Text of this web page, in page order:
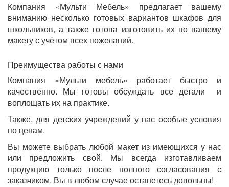
Компания «Мульти Мебель» предлагает вашему
вниманию несколько готовых вариантов шкафов для
школьников, а также готова изготовить их по вашему
макету с учётом всех пожеланий.
Преимущества работы с нами
Компания «Мульти мебель» работает быстро и
качественно. Мы готовы обсуждать все детали и
воплощать их на практике.
Также, для детских учреждений у нас особые условия
по ценам.
Вы можете выбрать любой макет из имеющихся у нас
или предложить свой. Мы всегда изготавливаем
продукцию только после полного согласования с
заказчиком. Вы в любом случае останетесь довольны!